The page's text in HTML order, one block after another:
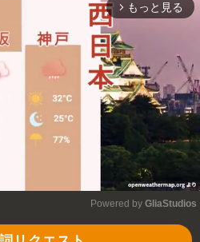
arrow_forward_ios もっと見る
Powered by GliaStudios